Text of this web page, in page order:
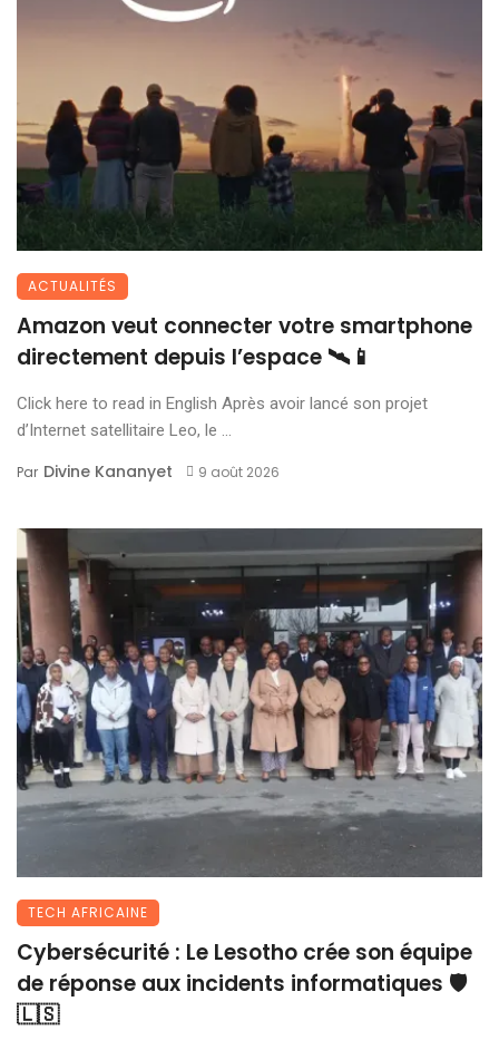
ACTUALITÉS
Amazon veut connecter votre smartphone
directement depuis l’espace 🛰️📱
Click here to read in English Après avoir lancé son projet
d’Internet satellitaire Leo, le ...
Par Divine Kananyet 9 août 2026
TECH AFRICAINE
Cybersécurité : Le Lesotho crée son équipe
de réponse aux incidents informatiques 🛡️
🇱🇸